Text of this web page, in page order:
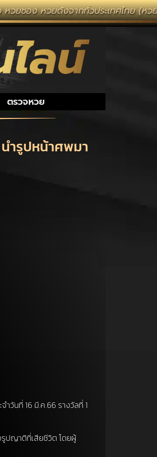
ากทั่วประเทศไทย (หวยไทยรัฐ หวยแม่
ตรวจหวย
นำรูปหน้าศพมา
วันที่ 16 มี.ค.66 รางวัลที่ 1
ปญาติที่เสียชีวิต โดยผู้